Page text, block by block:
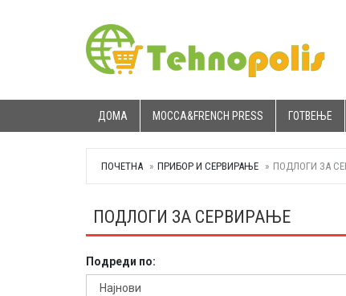
ДОМА MOCCA&FRENCH PRESS ГОТВЕЊЕ
ПОЧЕТНА ПРИБОР И СЕРВИРАЊЕ ПОДЛОГИ ЗА
ПОДЛОГИ ЗА СЕРВИРАЊЕ
Подреди по: